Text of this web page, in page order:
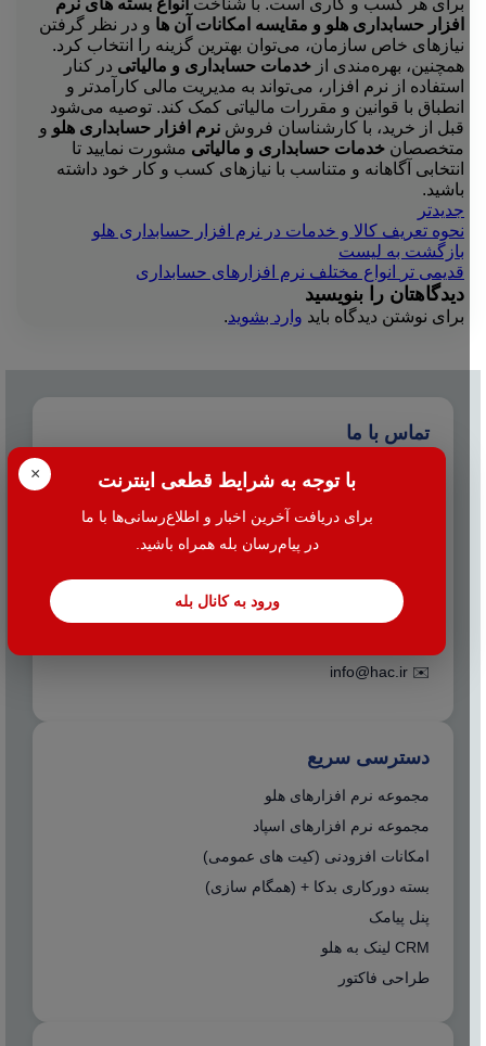
× با توجه به شرایط قطعی اینترنت
برای دریافت آخرین اخبار و اطلاع‌رسانی‌ها با ما
در پیام‌رسان بله همراه باشید.
ورود به کانال بله
برای هر کسب و کاری است. با شناخت انواع بسته های نرم
افزار حسابداری هلو و مقایسه امکانات آن ها و در نظر گرفتن
نیازهای خاص سازمان، می‌توان بهترین گزینه را انتخاب کرد.
همچنین، بهره‌مندی از خدمات حسابداری و مالیاتی در کنار
استفاده از نرم افزار، می‌تواند به مدیریت مالی کارآمدتر و
انطباق با قوانین و مقررات مالیاتی کمک کند. توصیه می‌شود
قبل از خرید، با کارشناسان فروش نرم افزار حسابداری هلو و
متخصصان خدمات حسابداری و مالیاتی مشورت نمایید تا
انتخابی آگاهانه و متناسب با نیازهای کسب و کار خود داشته
باشید.
جدیدتر
نحوه تعریف کالا و خدمات در نرم افزار حسابداری هلو
بازگشت به لیست
قدیمی تر
انواع مختلف نرم افزارهای حسابداری
دیدگاهتان را بنویسید
برای نوشتن دیدگاه باید وارد بشوید.
تماس با ما
📍 تهران - میدان بهارستان جنب بانک اقتصاد نوین کوچه
☎️ واحد فروش و پشتیبانی: 38427
✉️
info@hac.ir
دسترسی سریع
مجموعه نرم افزارهای هلو
مجموعه نرم افزارهای اسپاد
امکانات افزودنی (کیت های عمومی)
بسته دورکاری بدکا + (همگام سازی)
پنل پیامک
CRM لینک به هلو
طراحی فاکتور